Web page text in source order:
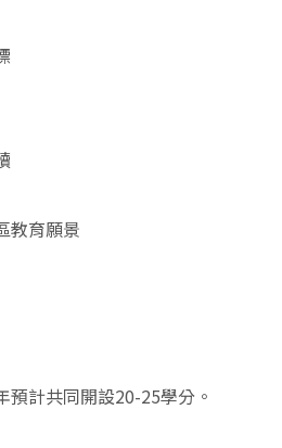
教育願景
預計共同開設20-25學分。